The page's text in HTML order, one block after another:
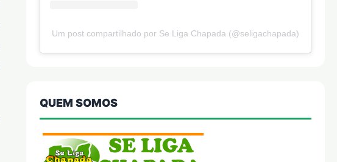
Um post compartilhado por Se Liga Chapada (@seligachapada)
QUEM SOMOS